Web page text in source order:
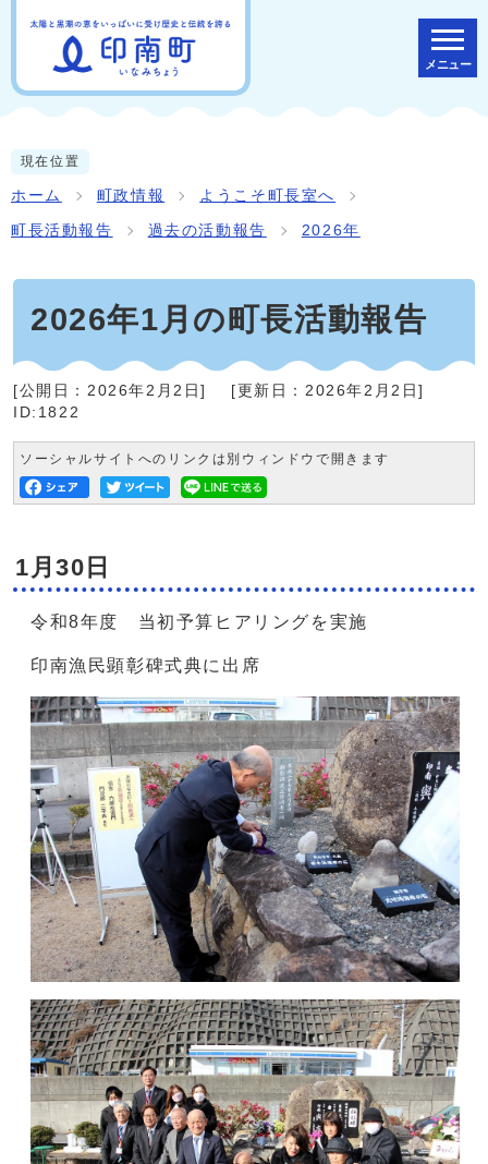
メニュー
現在位置
ホーム 町政情報 ようこそ町長室へ
町長活動報告 過去の活動報告 2026年
2026年1月の町長活動報告
[公開日： 2026年2月2日] [更新日：2026年2月2日]
ID:1822
ソーシャルサイトへのリンクは別ウィンドウで開きます
1月30日
令和8年度 当初予算ヒアリングを実施
印南漁民顕彰碑式典に出席